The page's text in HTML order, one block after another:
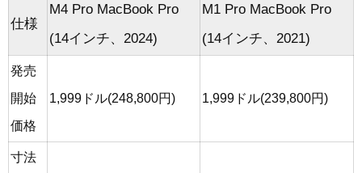
仕様
M4 Pro MacBook Pro
(14インチ、2024)
M1 Pro MacBook Pro
(14インチ、2021)
発売
開始
価格
1,999ドル(248,800円) 1,999ドル(239,800円)
寸法